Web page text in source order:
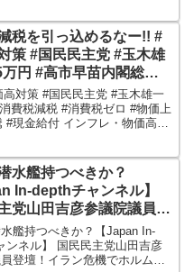
税を引っ込めるなー!! #
策 #国民民主党 #玉木雄
円 #高市早苗内閣総理
費税減税 #消費税ゼロ #
#賃上げ #お米券 #増税
騰 #現金給付
対策 #国民民主党 #玉木雄一
費税減税 #消費税ゼロ #物価上
現金給付 インフレ・物価高で
水艦持つべきか？
In-depthチャンネル】
党山田吉彦参議院議員登
ン危機でホルムズ封鎖の
ネルギー危機は来るの
艦持つべきか？【Japan In-
ンネル】 国民民主党山田吉彦
登壇！イラン危機でホルムズ